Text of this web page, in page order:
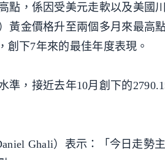
點，係因受美元走軟以及美國
黃金價格升至兩個多月來最高
創下7年來的最佳年度表現。
準，接近去年10月創下的
Ghali）表示：「今日走勢